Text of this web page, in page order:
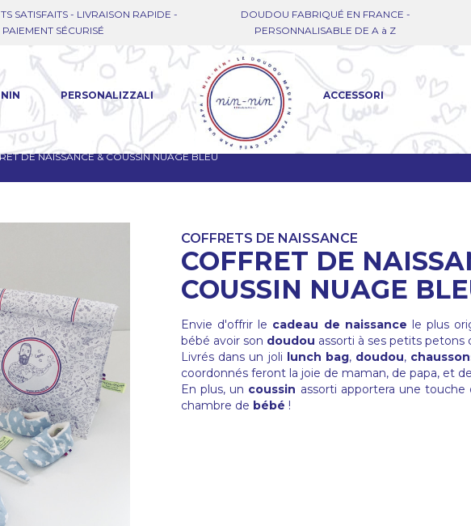
SATISFAITS - LIVRAISON RAPIDE -
PAIEMENT SÉCURISÉ
DOUDOU FABRIQUÉ EN FRANCE -
PERSONNALISABLE DE A à Z
PERSONALIZZALI ACCESSORI
DE NAISSANCE & COUSSIN NUAGE BLEU
COFFRETS DE NAISSANCE
COFFRET DE
COUSSIN NUAGE
Envie d'offrir le cadeau de naissance le plus
bébé avoir son doudou assorti à ses petits petons
Livrés dans un joli lunch bag, doudou,
coordonnés feront la joie de maman, de papa, et
En plus, un coussin assorti apportera une
chambre de bébé !